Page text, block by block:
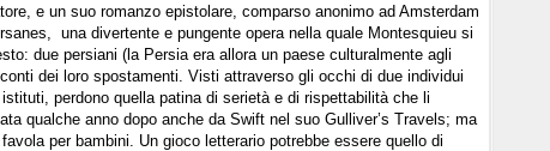
e un suo romanzo epistolare, comparso anonimo ad Amsterdam
una divertente e pungente opera nella quale Montesquieu si
due persiani (la Persia era allora un paese culturalmente agli
dei loro spostamenti. Visti attraverso gli occhi di due individui
perdono quella patina di serietà e di rispettabilità che li
qualche anno dopo anche da Swift nel suo Gulliver’s Travels; ma
per bambini. Un gioco letterario potrebbe essere quello di